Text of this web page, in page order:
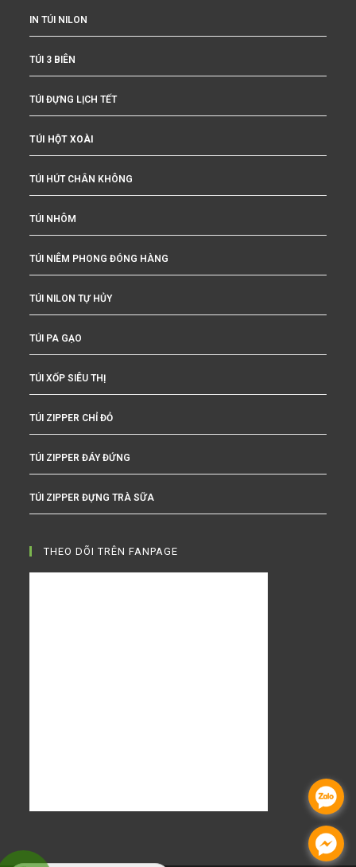
IN TÚI NILON
TÚI 3 BIÊN
TÚI ĐỰNG LỊCH TẾT
TÚI HỘT XOÀI
TÚI HÚT CHÂN KHÔNG
TÚI NHÔM
TÚI NIÊM PHONG ĐÓNG HÀNG
TÚI NILON TỰ HỦY
TÚI PA GẠO
TÚI XỐP SIÊU THỊ
TÚI ZIPPER CHỈ ĐỎ
TÚI ZIPPER ĐÁY ĐỨNG
TÚI ZIPPER ĐỰNG TRÀ SỮA
THEO DÕI TRÊN FANPAGE